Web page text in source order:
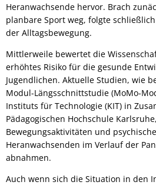
Heranwachsende hervor. Brach
planbare Sport weg, folgte
der Alltagsbewegung.
Mittlerweile bewertet die
erhöhtes Risiko für die gesunde
Jugendlichen. Aktuelle Studien, wie
Modul-Längsschnittstudie (MoMo-
Instituts für Technologie (KIT) in
Pädagogischen Hochschule
Bewegungsaktivitäten und
Heranwachsenden im Verlauf der
abnahmen.
Auch wenn sich die Situation in den